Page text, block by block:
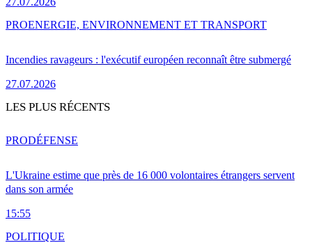
Incendies ravageurs : l'exécutif européen reconnaît être submergé
27.07.2026
PROENERGIE, ENVIRONNEMENT ET TRANSPORT
LES PLUS RÉCENTS
L'Ukraine estime que près de 16 000 volontaires étrangers servent
dans son armée
15:55
PRODÉFENSE
POLITIQUE